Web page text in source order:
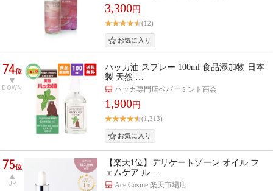
3,300円
(12)
74位
DOWN
ハッカ油 スプレー 100ml 食品添加物 日本
製 天然 …
ハッカ専門店ペパーミント商会
1,900円
(1,313)
75位
UP
【楽天1位】デリケートゾーン オイル フ
ェムケア ル…
Ace Cosme 楽天市場店